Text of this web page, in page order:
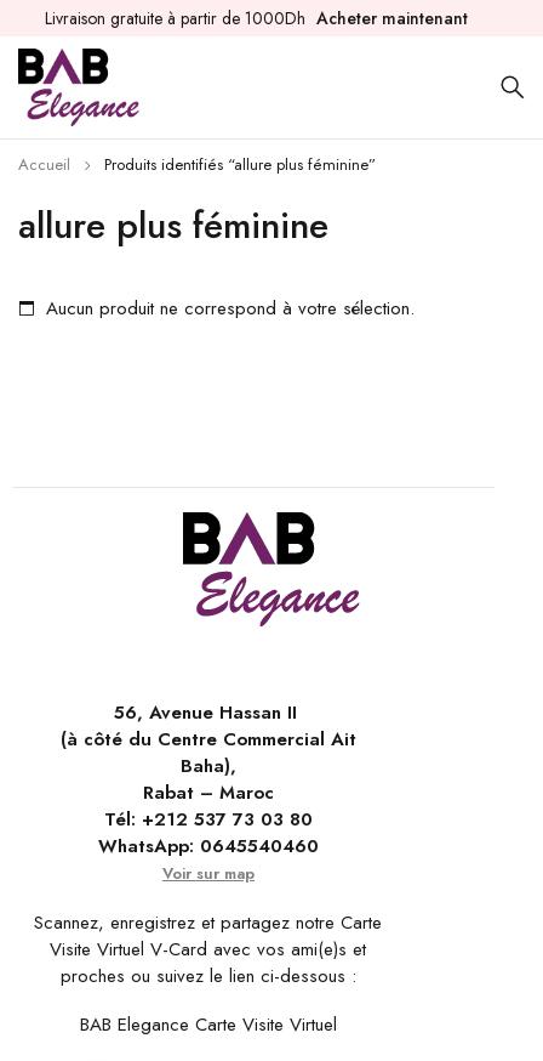
Livraison gratuite à partir de 1000Dh Acheter maintenant
allure plus féminine
Accueil Produits identifiés “allure plus féminine”
Aucun produit ne correspond à votre sélection.
56, Avenue Hassan II
(à côté du Centre Commercial Ait
Baha),
Rabat – Maroc
Tél: +212 537 73 03 80
WhatsApp: 0645540460
Voir sur map
Scannez, enregistrez et partagez notre Carte
Visite Virtuel V-Card avec vos ami(e)s et
proches ou suivez le lien ci-dessous :
BAB Elegance Carte Visite Virtuel